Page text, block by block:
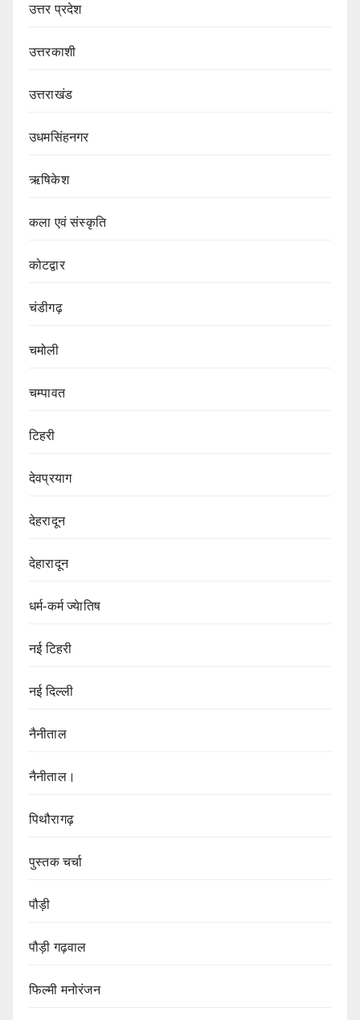
उत्तर प्रदेश
उत्तरकाशी
उत्तराखंड
उधमसिंहनगर
ऋषिकेश
कला एवं संस्कृति
कोटद्वार
चंडीगढ़
चमोली
चम्पावत
टिहरी
देवप्रयाग
देहरादून
देहारादून
धर्म-कर्म ज्येातिष
नई टिहरी
नई दिल्ली
नैनीताल
नैनीताल।
पिथौरागढ़
पुस्तक चर्चा
पौड़ी
पौड़ी गढ़वाल
फिल्मी मनोरंजन